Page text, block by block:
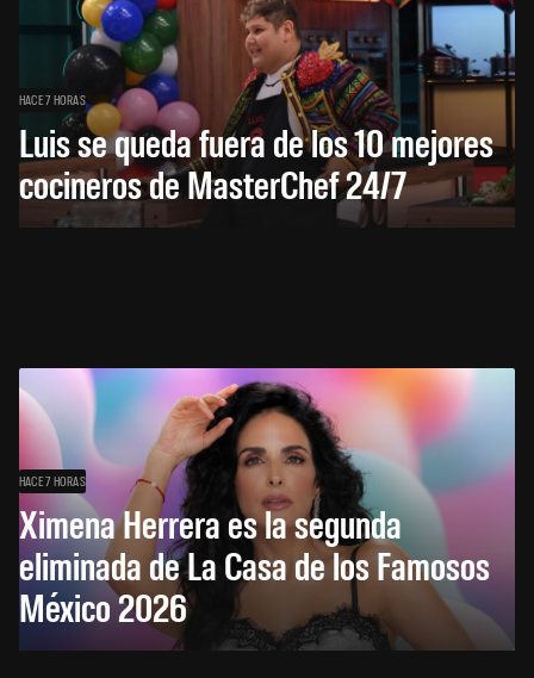
HACE 7 HORAS
Luis se queda fuera de los 10 mejores
cocineros de MasterChef 24/7
HACE 7 HORAS
Ximena Herrera es la segunda
eliminada de La Casa de los Famosos
México 2026